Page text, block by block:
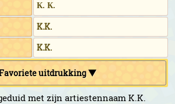
К. К.
K.K.
K.K.
Favoriete uitdrukking ▼
met zijn artiestennaam K.K.